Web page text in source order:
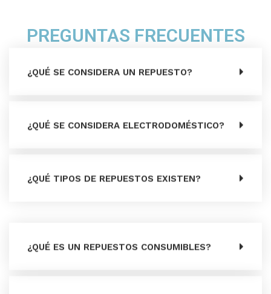
PREGUNTAS FRECUENTES
¿QUÉ SE CONSIDERA UN REPUESTO?
¿QUÉ SE CONSIDERA ELECTRODOMÉSTICO?
¿QUÉ TIPOS DE REPUESTOS EXISTEN?
¿QUÉ ES UN REPUESTOS CONSUMIBLES?